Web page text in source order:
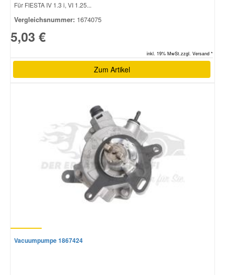
Für FIESTA IV 1.3 i, VI 1.25...
Vergleichsnummer: 1674075
5,03 €
inkl. 19% MwSt.zzgl. Versand *
Zum Artikel
Vacuumpumpe 1867424